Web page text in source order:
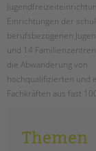
unkuerzbar
Briefe an Kai
PRESSE
Magazin
Impressum
Einrichtungen der
berufsbezogenen
und 14
die Abwanderung von
hochqualifizierten und
Fachkräften aus fast
Themen